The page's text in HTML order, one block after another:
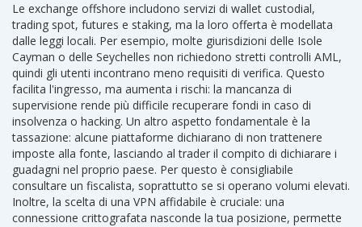
Le exchange offshore includono servizi di wallet custodial,
trading spot, futures e staking, ma la loro offerta è modellata
dalle leggi locali. Per esempio, molte giurisdizioni delle Isole
Cayman o delle Seychelles non richiedono stretti controlli AML,
quindi gli utenti incontrano meno requisiti di verifica. Questo
facilita l'ingresso, ma aumenta i rischi: la mancanza di
supervisione rende più difficile recuperare fondi in caso di
insolvenza o hacking. Un altro aspetto fondamentale è la
tassazione: alcune piattaforme dichiarano di non trattenere
imposte alla fonte, lasciando al trader il compito di dichiarare i
guadagni nel proprio paese. Per questo è consigliabile
consultare un fiscalista, soprattutto se si operano volumi elevati.
Inoltre, la scelta di una VPN affidabile è cruciale: una
connessione crittografata nasconde la tua posizione, permette